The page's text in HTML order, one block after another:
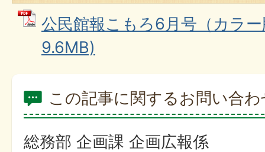
公民館報こもろ6月号（カラ
9.6MB)
この記事に関するお問い合
総務部 企画課 企画広報係